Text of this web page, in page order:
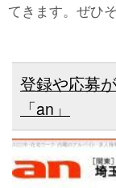
てきます。ぜひ
登録や応募
「an」